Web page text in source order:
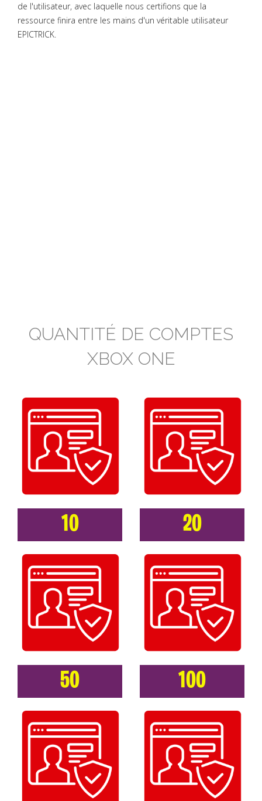
de l'utilisateur, avec laquelle nous certifions que la
ressource finira entre les mains d'un véritable utilisateur
EPICTRICK.
QUANTITÉ DE COMPTES
XBOX ONE
10 20
50 100